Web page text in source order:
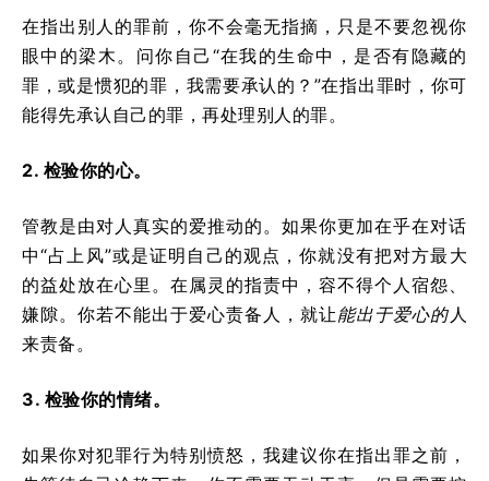
在指出别人的罪前，你不会毫无指摘，只是不要忽视你
眼中的梁木。问你自己“在我的生命中，是否有隐藏的
罪，或是惯犯的罪，我需要承认的？”在指出罪时，你可
能得先承认自己的罪，再处理别人的罪。
2. 检验你的心。
管教是由对人真实的爱推动的。如果你更加在乎在对话
中“占上风”或是证明自己的观点，你就没有把对方最大
的益处放在心里。在属灵的指责中，容不得个人宿怨、
嫌隙。你若不能出于爱心责备人，就让能出于爱心的 人
来责备。
3. 检验你的情绪。
如果你对犯罪行为特别愤怒，我建议你在指出罪之前，